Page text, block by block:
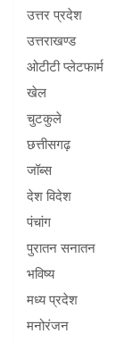
उत्तर प्रदेश
उत्तराखण्ड
ओटीटी प्लेटफार्म
खेल
चुटकुले
छत्तीसगढ़
जॉब्स
देश विदेश
पंचांग
पुरातन सनातन
भविष्य
मध्य प्रदेश
मनोरंजन